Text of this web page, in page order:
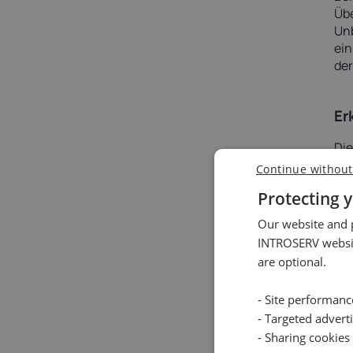
Protecting
Our website and
INTROSERV
are optional.
- Site
- Targeted
- Sharing
Continue